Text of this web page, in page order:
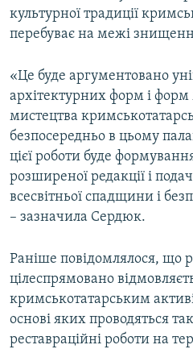
культурної традиції
перебуває на межі
«Це буде аргументовано
архітектурних форм і
мистецтва
безпосередньо в цьому
цієї роботи буде
розширеної редакції і
всесвітньої спадщини і
– зазначила Сердюк.
Раніше повідомлялося, що
цілеспрямовано
кримськотатарським
основі яких проводяться
реставраційні роботи на